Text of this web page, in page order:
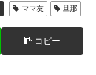
ママ友 旦那
コピー